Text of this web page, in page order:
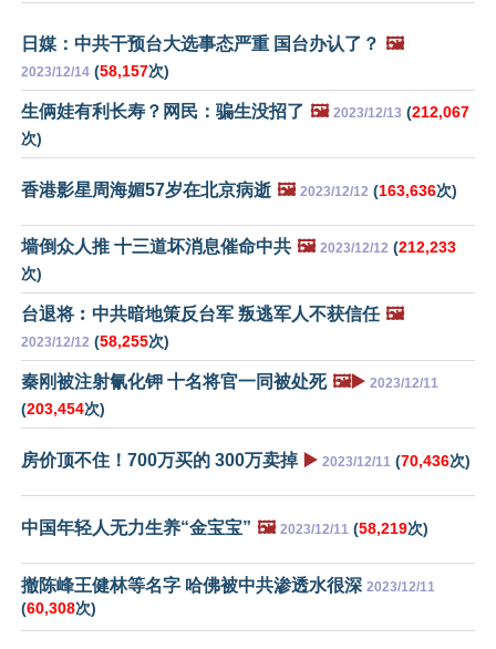
日媒：中共干预台大选事态严重 国台办认了？ 🖼️
2023/12/14 (58,157次)
生俩娃有利长寿？网民：骗生没招了 🖼️ 2023/12/13 (212,067
次)
香港影星周海媚57岁在北京病逝 🖼️ 2023/12/12 (163,636次)
墙倒众人推 十三道坏消息催命中共 🖼️ 2023/12/12 (212,233
次)
台退将︰中共暗地策反台军 叛逃军人不获信任 🖼️
2023/12/12 (58,255次)
秦刚被注射氰化钾 十名将官一同被处死 🖼️▶️ 2023/12/11
(203,454次)
房价顶不住！700万买的 300万卖掉 ▶️ 2023/12/11 (70,436次)
中国年轻人无力生养“金宝宝” 🖼️ 2023/12/11 (58,219次)
撤陈峰王健林等名字 哈佛被中共渗透水很深 2023/12/11
(60,308次)